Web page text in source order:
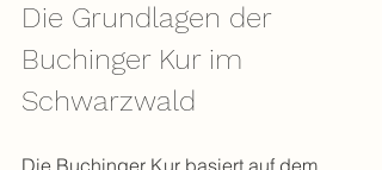
Die Grundlagen der
Buchinger Kur im
Schwarzwald
Die Buchinger Kur basiert auf dem